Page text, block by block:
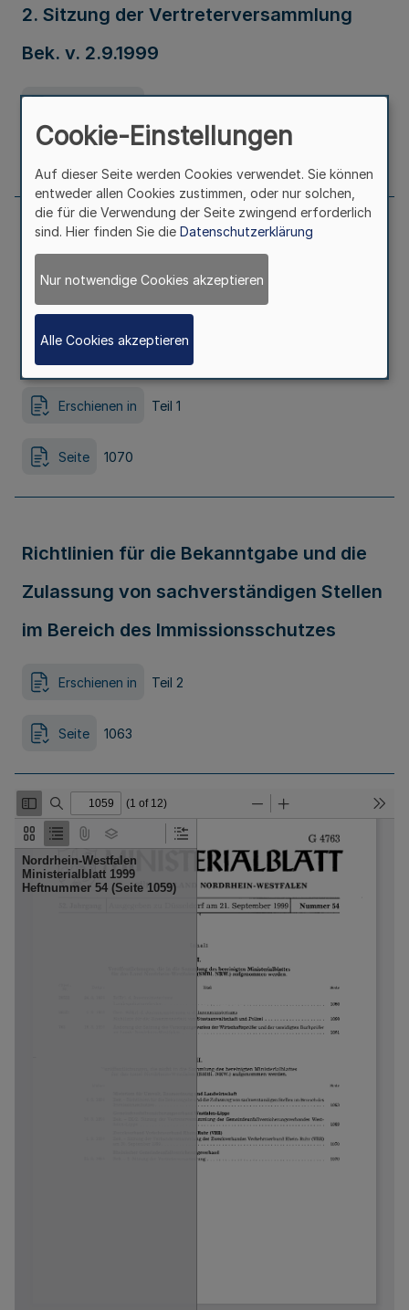
2. Sitzung der Vertreterversammlung
Bek. v. 2.9.1999
Sitzung der Verbandsversammlung des
Zweckverbandes Verkehrsverbund
Rhein-Ruhr (VRR) am 30. September
Erschienen in Teil 1
Seite 1070
Richtlinien für die Bekanntgabe und die
Zulassung von sachverständigen Stellen
im Bereich des Immissionsschutzes
Erschienen in Teil 2
Seite 1063
Cookie-Einstellungen
Auf dieser Seite werden Cookies verwendet. Sie können
entweder allen Cookies zustimmen, oder nur solchen,
die für die Verwendung der Seite zwingend erforderlich
sind. Hier finden Sie die Datenschutzerklärung
Nur notwendige Cookies akzeptieren
Alle Cookies akzeptieren